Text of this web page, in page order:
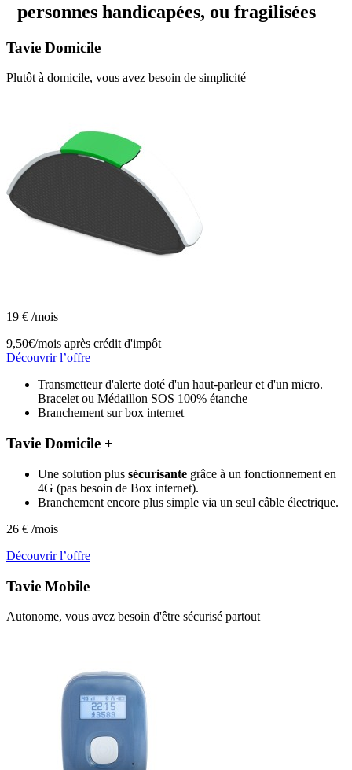
personnes handicapées, ou fragilisées
Tavie Domicile
Plutôt à domicile, vous avez besoin de simplicité
19 € /mois
9,50€/mois après crédit d'impôt
Découvrir l’offre
Transmetteur d'alerte doté d'un haut-parleur et d'un micro.
Bracelet ou Médaillon SOS 100% étanche
Branchement sur box internet
Tavie Domicile +
Une solution plus sécurisante grâce à un fonctionnement en
4G (pas besoin de Box internet).
Branchement encore plus simple via un seul câble électrique.
26 € /mois
Découvrir l’offre
Tavie Mobile
Autonome, vous avez besoin d'être sécurisé partout